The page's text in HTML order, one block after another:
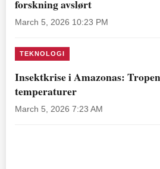
forskning avslørt
March 5, 2026 10:23 PM
TEKNOLOGI
Insektkrise i Amazonas:
temperaturer
March 5, 2026 7:23 AM